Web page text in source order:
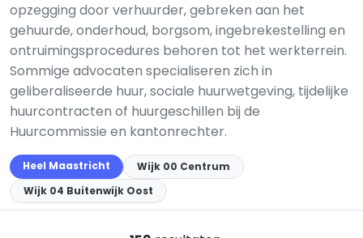
opzegging door verhuurder, gebreken aan het
gehuurde, onderhoud, borgsom, ingebrekestelling en
ontruimingsprocedures behoren tot het werkterrein.
Sommige advocaten specialiseren zich in
geliberaliseerde huur, sociale huurwetgeving, tijdelijke
huurcontracten of huurgeschillen bij de
Huurcommissie en kantonrechter.
Heel Maastricht
Wijk 00 Centrum
Wijk 04 Buitenwijk Oost